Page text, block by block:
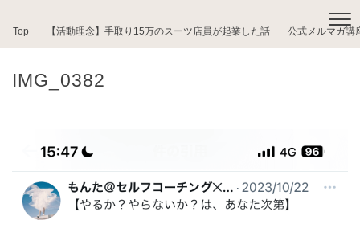
Top 【活動理念】手取り15万のスーツ店員が起業した話 公式メルマガ講
IMG_0382